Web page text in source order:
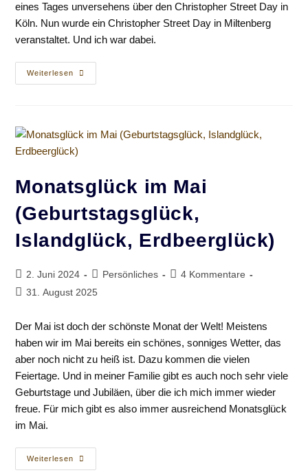
eines Tages unversehens über den Christopher Street Day in
Köln. Nun wurde ein Christopher Street Day in Miltenberg
veranstaltet. Und ich war dabei.
Weiterlesen
Christopher
Street
Monatsglück
Im
Juni
Monatsglück im Mai
(Geburtstagsglück,
Islandglück, Erdbeerglück)
Beitrag
veröffentlicht:
2. Juni 2024
Beitrags-
Kategorie:
Persönliches
Beitrags-
4 Kommentare
Beitrag
geändert
31. August 2025
Der Mai ist doch der schönste Monat der Welt! Meistens
haben wir im Mai bereits ein schönes, sonniges Wetter, das
aber noch nicht zu heiß ist. Dazu kommen die vielen
Feiertage. Und in meiner Familie gibt es auch noch sehr viele
Geburtstage und Jubiläen, über die ich mich immer wieder
freue. Für mich gibt es also immer ausreichend Monatsglück
im Mai.
Weiterlesen
Monatsglück
Im